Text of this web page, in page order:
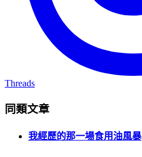
Threads
同類文章
我經歷的那一場食用油風暴